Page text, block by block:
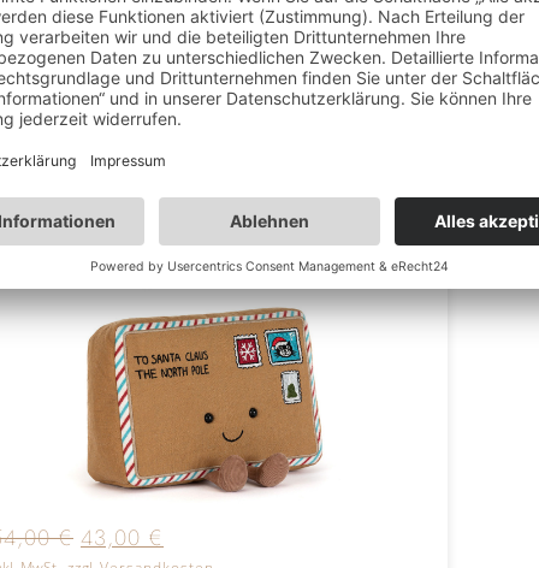
€
MwSt., zzgl. Versandkosten
inkl.
Amuseables Letter To Santa
€ 43,00€